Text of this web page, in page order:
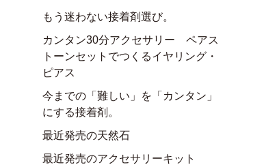
もう迷わない接着剤選び。
カンタン30分アクセサリー ペアス
トーンセットでつくるイヤリング・
ピアス
今までの「難しい」を「カンタン」
にする接着剤。
最近発売の天然石
最近発売のアクセサリーキット